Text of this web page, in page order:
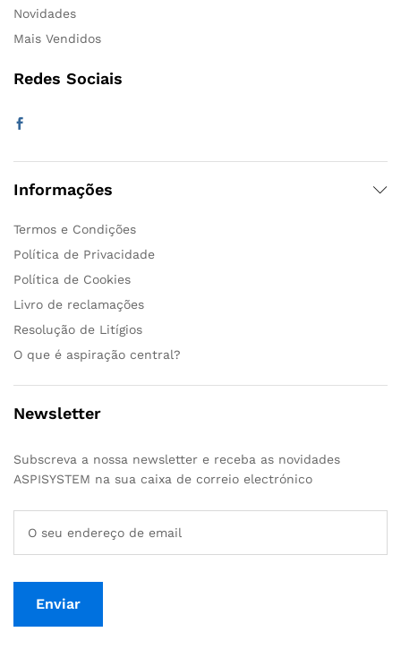
Novidades
Mais Vendidos
Redes Sociais
Informações
Termos e Condições
Política de Privacidade
Política de Cookies
Livro de reclamações
Resolução de Litígios
O que é aspiração central?
Newsletter
Subscreva a nossa newsletter e receba as novidades
ASPISYSTEM na sua caixa de correio electrónico